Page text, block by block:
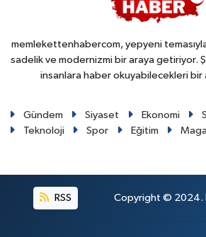
memlekettenhabercom, yepyeni
sadelik ve modernizmi bir araya getiriyor.
insanlara haber okuyabilecekleri bir
Gündem Siyaset Ekonomi
Teknoloji
Spor Eğitim
RSS Copyright © 2024.